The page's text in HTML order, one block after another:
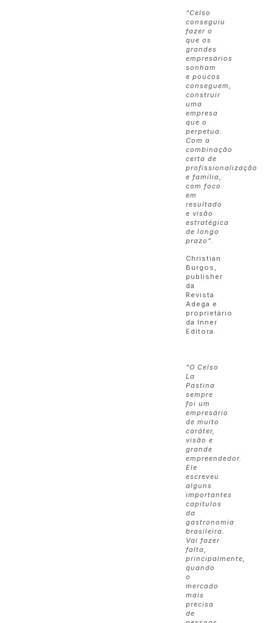
“Celso
conseguiu
fazer o
que os
grandes
empresários
sonham
e poucos
conseguem,
construir
uma
empresa
que o
perpetua.
Com a
combinação
certa de
profissionalização
e família,
com foco
em
resultado
e visão
estratégica
de longo
prazo”.
Christian
Burgos,
publisher
da
Revista
Adega e
proprietário
da Inner
Editora.
“O Celso
La
Pastina
sempre
foi um
empresário
de muito
caráter,
visão e
grande
empreendedor.
Ele
escreveu
alguns
importantes
capítulos
da
gastronomia
brasileira.
Vai fazer
falta,
principalmente,
quando
o
mercado
mais
precisa
de